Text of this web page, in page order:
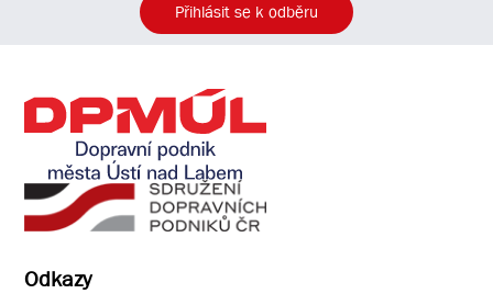
Přihlásit se k odběru
Odkazy